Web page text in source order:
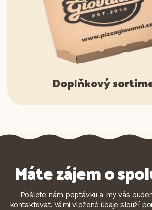
Doplňkový
Máte zájem o
Pošlete nám poptávku a my vás
kontaktovat. Vámi vložené údaje slouží